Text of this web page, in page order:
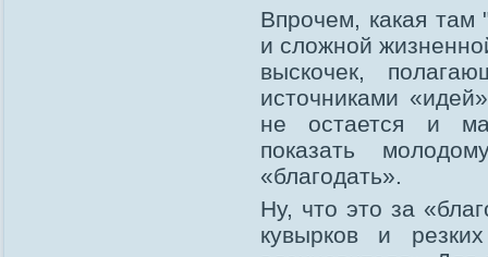
Впрочем, какая там
и сложной
выскочек,
источниками
не остается и
показать
«благодать».
Ну, что это за
кувырков и